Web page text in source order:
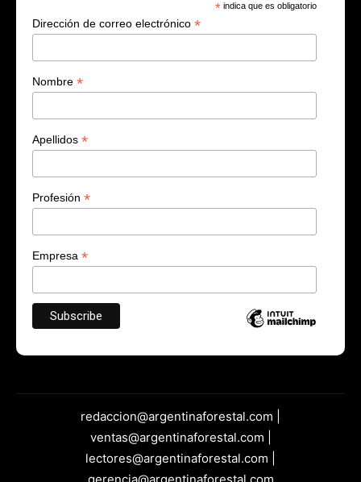
* indica que es obligatorio
Dirección de correo electrónico *
Nombre *
Apellidos *
Profesión *
Empresa *
redaccion@argentinaforestal.com |
ventas@argentinaforestal.com |
lectores@argentinaforestal.com |